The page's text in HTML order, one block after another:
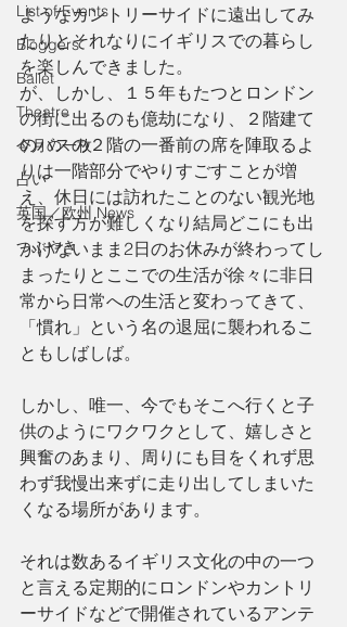
List of Events
Bloggers
Ballet
Theatre
今月の一枚
占い
英国／欧州 News
つぶやき
ようなカントリーサイドに遠出してみ
たりとそれなりにイギリスでの暮らし
を楽しんできました。
が、しかし、１５年もたつとロンドン
の街に出るのも億劫になり、２階建て
のバスの２階の一番前の席を陣取るよ
りは一階部分でやりすごすことが増
え、休日には訪れたことのない観光地
を探す方が難しくなり結局どこにも出
かけないまま2日のお休みが終わってし
まったりとここでの生活が徐々に非日
常から日常への生活と変わってきて、
「慣れ」という名の退屈に襲われるこ
ともしばしば。
しかし、唯一、今でもそこへ行くと子
供のようにワクワクとして、嬉しさと
興奮のあまり、周りにも目をくれず思
わず我慢出来ずに走り出してしまいた
くなる場所があります。
それは数あるイギリス文化の中の一つ
と言える定期的にロンドンやカントリ
ーサイドなどで開催されているアンテ